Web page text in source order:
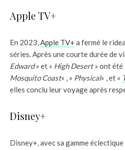
Apple TV+
En 2023,Apple TV+ a fermé le
séries. Après une courte durée de
Edward» et « High Desert» ont été
Mosquito Coast« , « Physical« , et «
elles conclu leur voyage après
Disney+
Disney+, avec sa gamme